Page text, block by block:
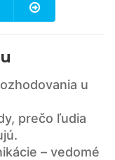
u
prečo ľudia
– vedomé